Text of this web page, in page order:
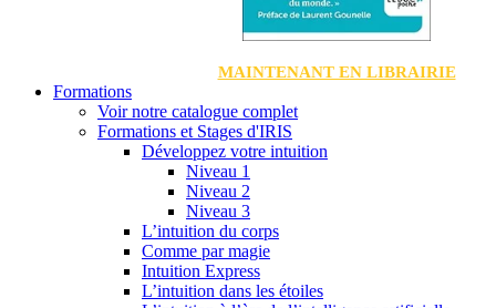
MAINTENANT EN LIBRAIRIE
Formations
Voir notre catalogue complet
Formations et Stages d'IRIS
Développez votre intuition
Niveau 1
Niveau 2
Niveau 3
L’intuition du corps
Comme par magie
Intuition Express
L’intuition dans les étoiles